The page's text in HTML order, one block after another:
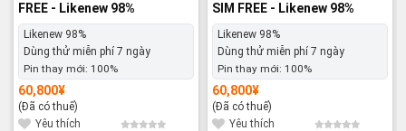
FREE - Likenew 98%
Likenew 98%
Dùng thử miễn phí 7 ngày
Pin thay mới: 100%
60,800¥
(Đã có thuế)
Yêu thích
SIM FREE - Likenew 98%
Likenew 98%
Dùng thử miễn phí 7 ngày
Pin thay mới: 100%
60,800¥
(Đã có thuế)
Yêu thích